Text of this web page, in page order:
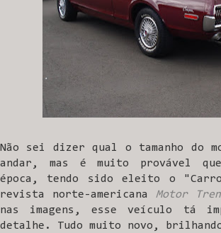
Não sei dizer qual o tamanho do
andar, mas é muito provável
época, tendo sido eleito o
revista norte-americana Motor
nas imagens, esse veículo tá
detalhe. Tudo muito novo,